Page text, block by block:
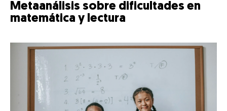
Metaanálisis sobre dificultades en
matemática y lectura